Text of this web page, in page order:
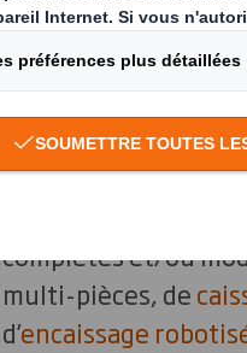
DS Smith
conception et à la
machines sont
Chaque année, une
complètes et/ou
multi-pièces, de
d’encaissage